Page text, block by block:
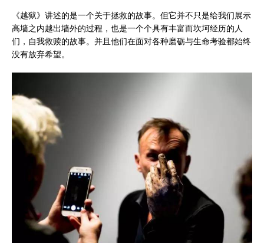
《越狱》讲述的是一个关于拯救的故事。但它并不只是给我们展示
高墙之内越出墙外的过程，也是一个个具有丰富而坎坷经历的人
们，自我救赎的故事。并且他们在面对各种磨砺与生命考验都始终
没有放弃希望。